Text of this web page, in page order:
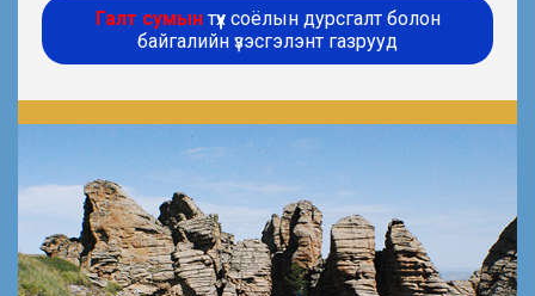
Галт сумынтүүх соёлын дурсгалт болон
байгалийн үзэсгэлэнт газрууд